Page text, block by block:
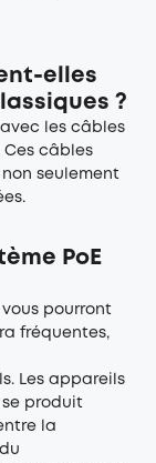
elles
?
les câbles
Ces câbles
seulement
PoE
vous pourront
fréquentes,
Les appareils
produit
la